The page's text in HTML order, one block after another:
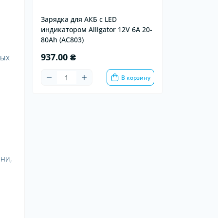
Зарядка для АКБ с LED
индикатором Alligator 12V 6A 20-
80Ah (AC803)
937.00 ₴
В корзину